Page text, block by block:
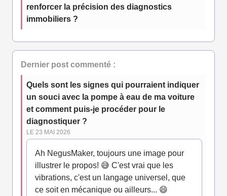
renforcer la précision des diagnostics
immobiliers ?
Dernier post commenté :
Quels sont les signes qui pourraient indiquer
un souci avec la pompe à eau de ma voiture
et comment puis-je procéder pour le
diagnostiquer ?
LE 23 MAI 2026
Ah NegusMaker, toujours une image pour
illustrer le propos! 😅 C'est vrai que les
vibrations, c'est un langage universel, que
ce soit en mécanique ou ailleurs... 😄